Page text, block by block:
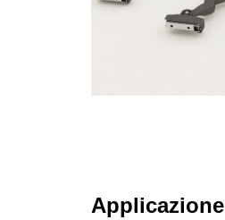
Applicazione